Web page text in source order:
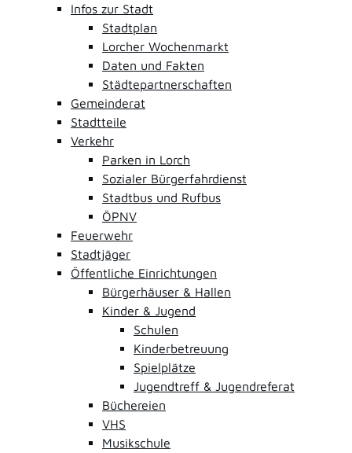
Infos zur Stadt
Stadtplan
Lorcher Wochenmarkt
Daten und Fakten
Städtepartnerschaften
Gemeinderat
Stadtteile
Verkehr
Parken in Lorch
Sozialer Bürgerfahrdienst
Stadtbus und Rufbus
ÖPNV
Feuerwehr
Stadtjäger
Öffentliche Einrichtungen
Bürgerhäuser & Hallen
Kinder & Jugend
Schulen
Kinderbetreuung
Spielplätze
Jugendtreff & Jugendreferat
Büchereien
VHS
Musikschule